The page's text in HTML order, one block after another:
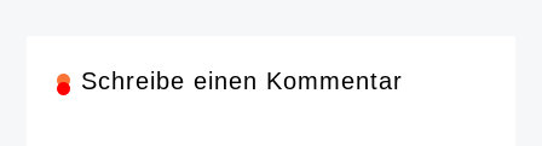
Schreibe einen Kommentar